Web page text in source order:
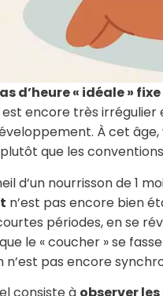
d’heure « idéale » fixe
encore très
À cet
plutôt que les
d’un nourrisson de 1
n’est pas encore bien
périodes, en se
le « coucher » se
n’est pas encore